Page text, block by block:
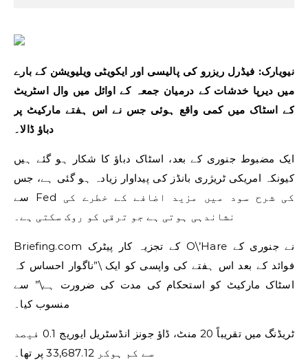
نیویارک: فیڈرل ریزرو کی پالیسی اور ایکویٹی ویلیویشن کے بارے
میں دیرپا خدشات کے درمیان جمعہ کے اوائل میں وال اسٹریٹ
کے اسٹاک میں کمی واقع ہوئی جس نے اس ہفتے مارکیٹ پر
دباؤ ڈالا۔
ایک مضبوط جنوری کے بعد، اسٹاک دباؤ کا شکار ہو گئے ہیں
کیونکہ امریکی ٹریژری بانڈز کی پیداوار زیادہ ہو گئی ہے، جس
سے Fed کی شرح سود میں مزید اضافے کے خطرے کی
نشاندہی ہوتی ہے جو ترقی کو روک سکتی ہے۔
Briefing.com کے تجزیہ کار پیٹرک O\’Hare نے جنوری کے
فوائد کے بعد اس ہفتے کی واپسی کو ایک \”ناگوار احساس کہ
اسٹاک مارکیٹ کو استحکام کی مدت کی ضرورت ہے\” سے
منسوب کیا۔
ٹریڈنگ میں تقریباً 20 منٹ، ڈاؤ جونز انڈسٹریل ایوریج 0.1 فیصد
سے کم ہوکر 33,687.12 پر تھا۔